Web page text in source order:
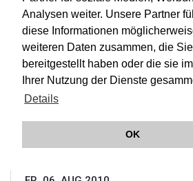
Analysen weiter. Unsere Partner
diese Informationen
weiteren Daten zusammen, die
bereitgestellt haben oder die sie
Ihrer Nutzung der Dienste
Details
OK
G.F. Händel: Acis & Galatea
ORCHESTER WIENER AKADEMIE
MARTIN HASELBÖCK
OWA